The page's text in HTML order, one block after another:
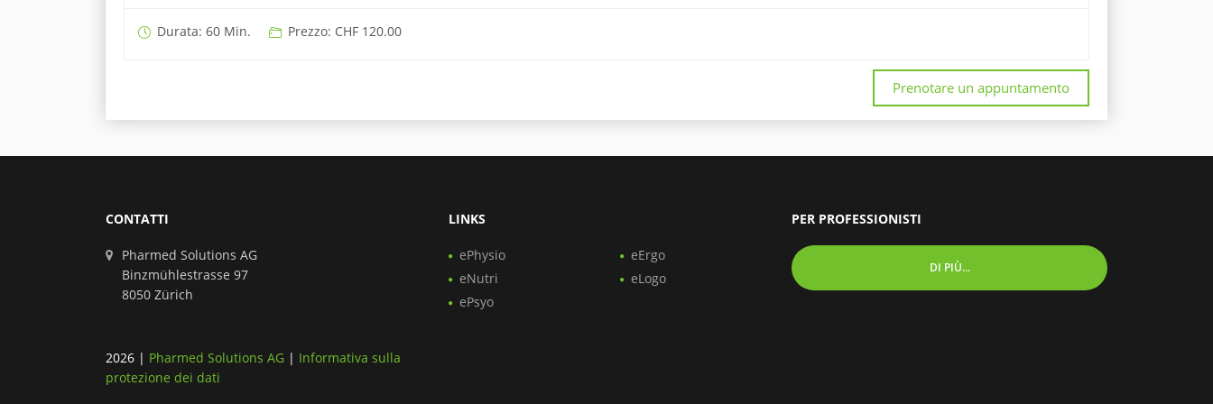
Durata: 60 Min. Prezzo: CHF 120.00
Prenotare un appuntamento
CONTATTI
Pharmed Solutions AG
Binzmühlestrasse 97
8050 Zürich
LINKS
ePhysio
eNutri
ePsyo
eErgo
eLogo
PER PROFESSIONISTI
DI PIÙ...
2026 | Pharmed Solutions AG | Informativa sulla
protezione dei dati